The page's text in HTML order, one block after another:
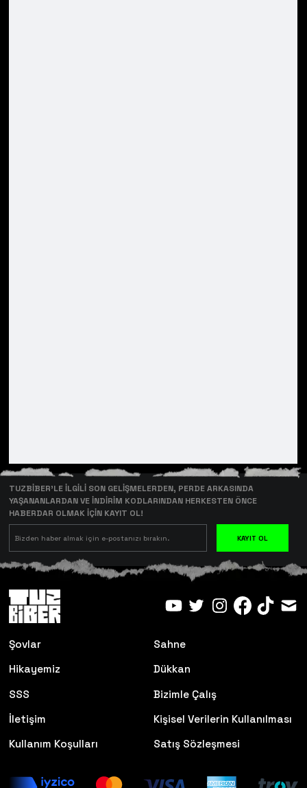
TUZBİBER’LE İLGİLİ SON GELİŞMELERDEN, PERDE ARKASINDA
YAŞANANLARDAN VE İNDİRİM KODLARINDAN HERKESTEN ÖNCE
HABERDAR OLMAK İÇİN KAYIT OL!
KAYIT OL
Şovlar
Sahne
Hikayemiz
Dükkan
SSS
Bizimle Çalış
İletişim
Kişisel Verilerin Kullanılması
Kullanım Koşulları
Satış Sözleşmesi